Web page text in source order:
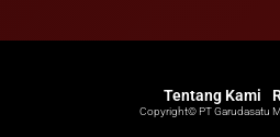
Tentang Kami
Copyright© PT Garudasatu